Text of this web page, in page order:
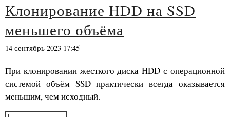
Клонирование HDD на SSD
меньшего объёма
14 сентябрь 2023 17:45
При клонировании жесткого диска HDD с операционной
системой объём SSD практически всегда оказывается
меньшим, чем исходный.